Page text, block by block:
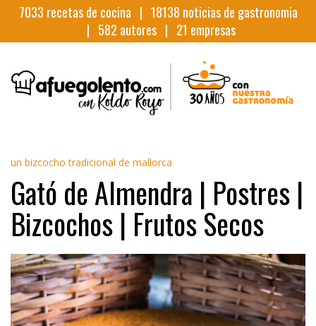
7033 recetas de cocina | 18138 noticias de gastronomia
| 582 autores | 21 empresas
un bizcocho tradicional de mallorca
Gató de Almendra | Postres |
Bizcochos | Frutos Secos